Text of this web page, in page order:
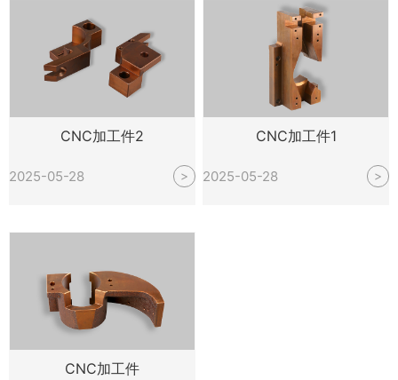
CNC加工件2
2025-05-28 >
CNC加工件1
2025-05-28 >
CNC加工件